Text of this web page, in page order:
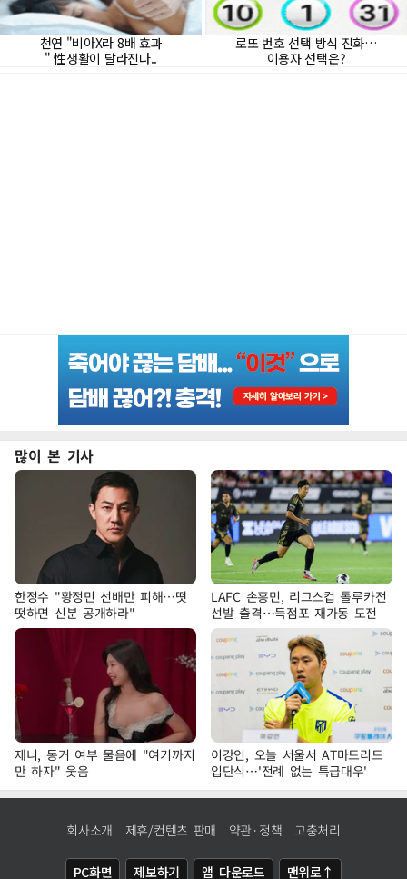
많이 본 기사
한정수 "황정민 선배만 피해…떳
떳하면 신분 공개하라"
LAFC 손흥민, 리그스컵 톨루카전
선발 출격…득점포 재가동 도전
제니, 동거 여부 물음에 "여기까지
만 하자" 웃음
이강인, 오늘 서울서 AT마드리드
입단식…'전례 없는 특급대우'
회사소개 제휴/컨텐츠 판매 약관·정책 고충처리
PC화면 제보하기 앱 다운로드 맨위로↑